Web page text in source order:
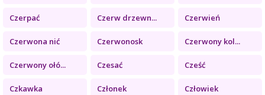
Czerpać Czerw drzewn... Czerwień
Czerwona nić Czerwonosk Czerwony kol...
Czerwony ołó... Czesać Cześć
Czkawka Członek Człowiek